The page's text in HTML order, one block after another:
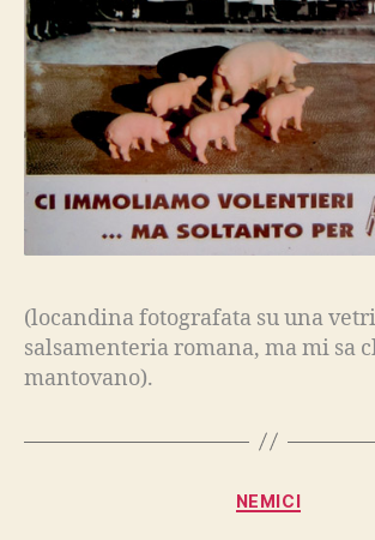
(locandina fotografata su una
salsamenteria romana, ma mi sa
mantovano).
Categorie
NEMICI